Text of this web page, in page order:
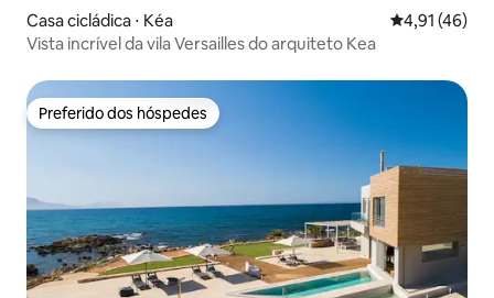
Casa cicládica ⋅ Kéa 4,91 de uma
4,91 (46)
Vista incrível da vila Versailles do arquiteto Kea
Preferido dos hóspedes
Preferido dos hóspedes